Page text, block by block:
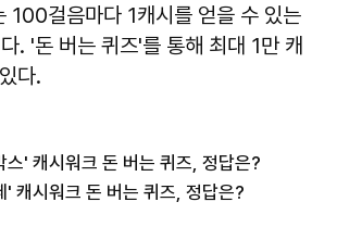
100걸음마다 1캐시를 얻을 수 있는
. '돈 버는 퀴즈'를 통해 최대 1만 캐
다.
' 캐시워크 돈 버는 퀴즈, 정답은?
' 캐시워크 돈 버는 퀴즈, 정답은?